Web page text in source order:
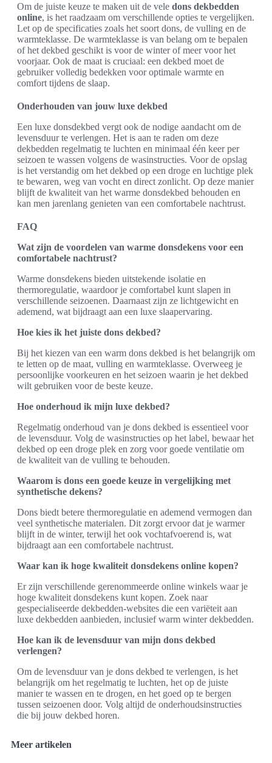
Om de juiste keuze te maken uit de vele dons dekbedden
online, is het raadzaam om verschillende opties te vergelijken.
Let op de specificaties zoals het soort dons, de vulling en de
warmteklasse. De warmteklasse is van belang om te bepalen
of het dekbed geschikt is voor de winter of meer voor het
voorjaar. Ook de maat is cruciaal: een dekbed moet de
gebruiker volledig bedekken voor optimale warmte en
comfort tijdens de slaap.
Onderhouden van jouw luxe dekbed
Een luxe donsdekbed vergt ook de nodige aandacht om de
levensduur te verlengen. Het is aan te raden om deze
dekbedden regelmatig te luchten en minimaal één keer per
seizoen te wassen volgens de wasinstructies. Voor de opslag
is het verstandig om het dekbed op een droge en luchtige plek
te bewaren, weg van vocht en direct zonlicht. Op deze manier
blijft de kwaliteit van het warme donsdekbed behouden en
kan men jarenlang genieten van een comfortabele nachtrust.
FAQ
Wat zijn de voordelen van warme donsdekens voor een
comfortabele nachtrust?
Warme donsdekens bieden uitstekende isolatie en
thermoregulatie, waardoor je comfortabel kunt slapen in
verschillende seizoenen. Daarnaast zijn ze lichtgewicht en
ademend, wat bijdraagt aan een luxe slaapervaring.
Hoe kies ik het juiste dons dekbed?
Bij het kiezen van een warm dons dekbed is het belangrijk om
te letten op de maat, vulling en warmteklasse. Overweeg je
persoonlijke voorkeuren en het seizoen waarin je het dekbed
wilt gebruiken voor de beste keuze.
Hoe onderhoud ik mijn luxe dekbed?
Regelmatig onderhoud van je dons dekbed is essentieel voor
de levensduur. Volg de wasinstructies op het label, bewaar het
dekbed op een droge plek en zorg voor goede ventilatie om
de kwaliteit van de vulling te behouden.
Waarom is dons een goede keuze in vergelijking met
synthetische dekens?
Dons biedt betere thermoregulatie en ademend vermogen dan
veel synthetische materialen. Dit zorgt ervoor dat je warmer
blijft in de winter, terwijl het ook vochtafvoerend is, wat
bijdraagt aan een comfortabele nachtrust.
Waar kan ik hoge kwaliteit donsdekens online kopen?
Er zijn verschillende gerenommeerde online winkels waar je
hoge kwaliteit donsdekens kunt kopen. Zoek naar
gespecialiseerde dekbedden-websites die een variëteit aan
luxe dekbedden aanbieden, inclusief warm winter dekbedden.
Hoe kan ik de levensduur van mijn dons dekbed
verlengen?
Om de levensduur van je dons dekbed te verlengen, is het
belangrijk om het regelmatig te luchten, het op de juiste
manier te wassen en te drogen, en het goed op te bergen
tussen seizoenen door. Volg altijd de onderhoudsinstructies
die bij jouw dekbed horen.
Meer artikelen